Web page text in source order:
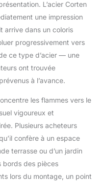
contre la
La couche
offre une
foyer unique.
: des taches
apparaître sur
90 de höfats
hommage aux
ouverts comme
la plus originale
de confort
sécurité. Dans un
moderne carré
le bac à feu
par sa
simple et
L’acier Corten
une impression
arrive dans un coloris
progressivement vers
ce type d’acier — une
ont trouvée
à l’avance.
les flammes vers le
vigoureux et
Plusieurs acheteurs
confère à un espace
terrasse ou d’un jardin
bords des pièces
lors du montage, un point